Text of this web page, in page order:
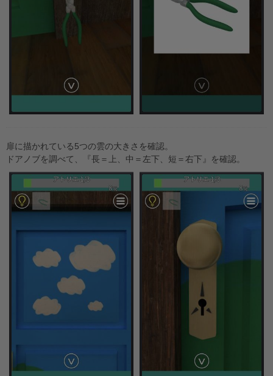
扉に描かれている5つの雲の大きさを確認。
ドアノブを調べて、『長＝上、中＝左下、短＝右下』を確認。